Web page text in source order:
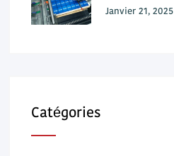
Janvier 21, 2025
Catégories